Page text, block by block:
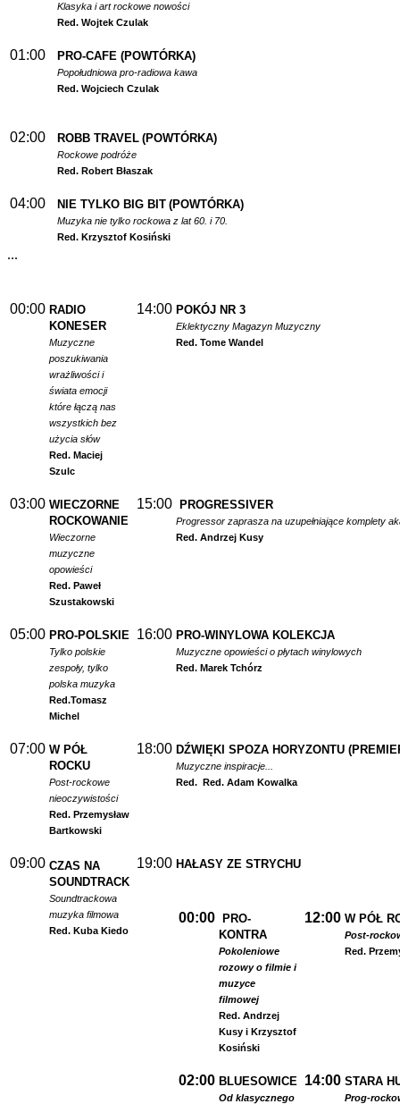
Klasyka i art rockowe nowości
Red. Wojtek Czulak
01:00 PRO-CAFE (POWTÓRKA)
Popołudniowa pro-radiowa kawa
Red. Wojciech Czulak
02:00 ROBB TRAVEL (POWTÓRKA)
Rockowe podróże
Red. Robert Błaszak
04:00 NIE TYLKO BIG BIT (POWTÓRKA)
Muzyka nie tylko rockowa z lat 60. i 70.
Red. Krzysztof Kosiński
...
00:00 RADIO
KONESER
Muzyczne
poszukiwania
wrażliwości i
świata emocji
które łączą nas
wszystkich bez
użycia słów
Red. Maciej
Szulc
14:00 POKÓJ NR 3
Eklektyczny Magazyn Muzyczny
Red. Tome Wandel
03:00 WIECZORNE
ROCKOWANIE
Wieczorne
muzyczne
opowieści
Red. Paweł
Szustakowski
15:00 PROGRESSIVER
Progressor zaprasza na uzupełniające komplety
Red. Andrzej Kusy
05:00 PRO-POLSKIE
Tylko polskie
zespoły, tylko
polska muzyka
Red.Tomasz
Michel
16:00 PRO-WINYLOWA KOLEKCJA
Muzyczne opowieści o płytach winylowych
Red. Marek Tchórz
07:00 W PÓŁ
ROCKU
Post-rockowe
nieoczywistości
Red. Przemysław
Bartkowski
18:00 DŹWIĘKI SPOZA HORYZONTU
Muzyczne inspiracje...
Red. Red. Adam Kowalka
09:00 CZAS NA
SOUNDTRACK
Soundtrackowa
muzyka filmowa
Red. Kuba Kiedo
19:00 HAŁASY ZE STRYCHU
00:00
PRO-
KONTRA
Pokoleniowe
rozowy o filmie i
muzyce
filmowej
Red. Andrzej
Kusy i Krzysztof
Kosiński
12:00 W PÓŁ
Post-
Red.
02:00 BLUESOWICE
Od klasycznego
14:00 STARA
Prog-